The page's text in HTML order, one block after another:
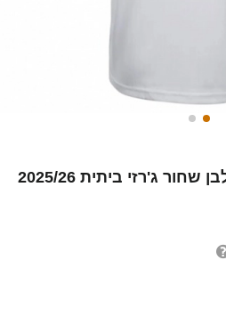
נשים אליאס לודר #25 לבן שחור ג'רזי ביתית 2025/26